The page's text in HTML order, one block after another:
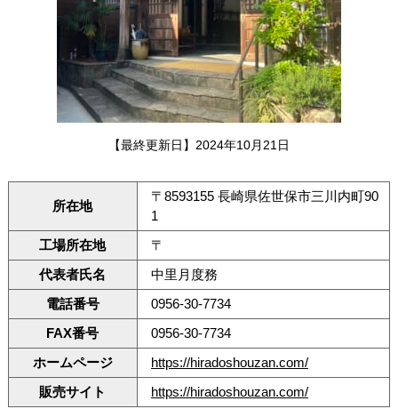
【最終更新日】2024年10月21日
所在地
〒8593155 長崎県佐世保市三川内町90
1
工場所在地
〒
代表者氏名
中里月度務
電話番号
0956-30-7734
FAX番号
0956-30-7734
ホームページ
https://hiradoshouzan.com/
販売サイト
https://hiradoshouzan.com/